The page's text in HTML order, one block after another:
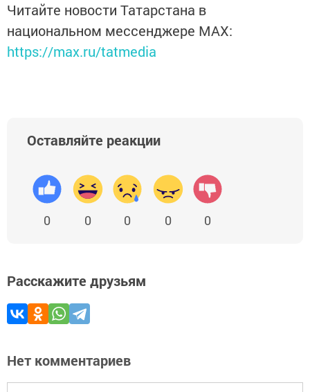
Читайте новости Татарстана в
национальном мессенджере MАХ:
https://max.ru/tatmedia
Оставляйте реакции
0 0 0 0 0
Расскажите друзьям
Нет комментариев